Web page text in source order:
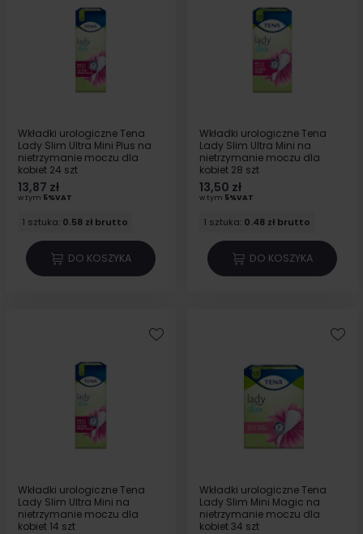
Wkładki urologiczne Tena
Lady Slim Ultra Mini Plus na
nietrzymanie moczu dla
kobiet 24 szt
13,87 zł
w tym 5%VAT
1 sztuka: 0.58 zł brutto
DO KOSZYKA
Wkładki urologiczne Tena
Lady Slim Ultra Mini na
nietrzymanie moczu dla
kobiet 28 szt
13,50 zł
w tym 5%VAT
1 sztuka: 0.48 zł brutto
DO KOSZYKA
Wkładki urologiczne Tena
Lady Slim Ultra Mini na
nietrzymanie moczu dla
kobiet 14 szt
Wkładki urologiczne Tena
Lady Slim Mini Magic na
nietrzymanie moczu dla
kobiet 34 szt